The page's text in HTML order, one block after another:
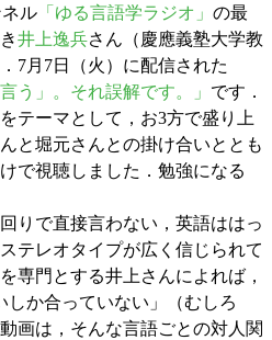
ル 「ゆる言語学ラジオ」 の最
井上逸兵さん（慶應義塾大学教
7月7日（火）に配信された
う」。それ誤解です。」 です．
テーマとして，お3方で盛り上
と堀元さんとの掛け合いととも
で視聴しました．勉強になる
りで直接言わない，英語ははっ
テレオタイプが広く信じられて
専門とする井上さんによれば，
しか合っていない」（むしろ
画は，そんな言語ごとの対人関